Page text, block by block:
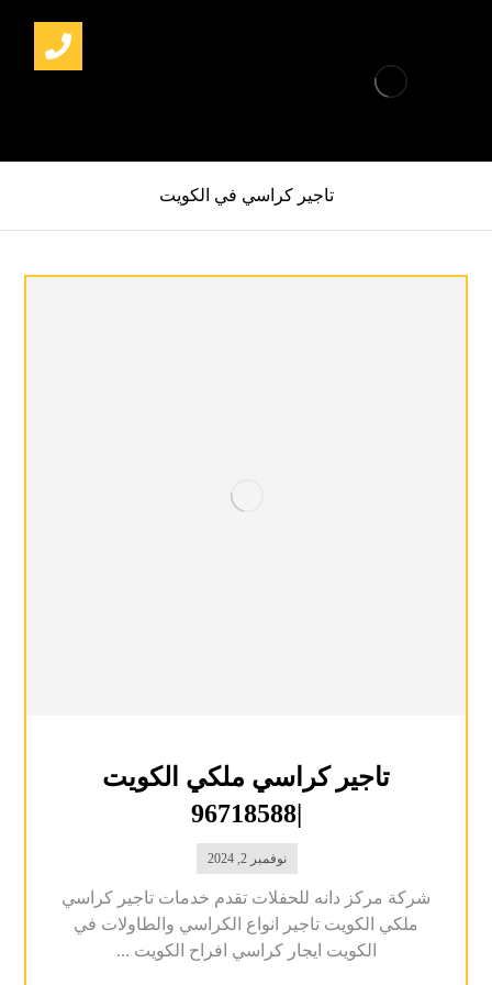
تاجير كراسي في الكويت
تاجير كراسي ملكي الكويت
|96718588
نوفمبر 2, 2024
شركة مركز دانه للحفلات تقدم خدمات تاجير كراسي
ملكي الكويت تاجير انواع الكراسي والطاولات في
الكويت ايجار كراسي افراح الكويت ...